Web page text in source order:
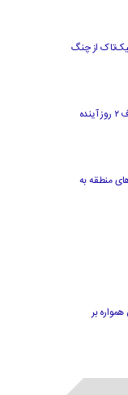
/ تیک‌تاک از چنگ
آکسیوس: ترامپ به توافق آتش‌بس در غزه ظرف ۲ روز آینده
منطقه به
بر